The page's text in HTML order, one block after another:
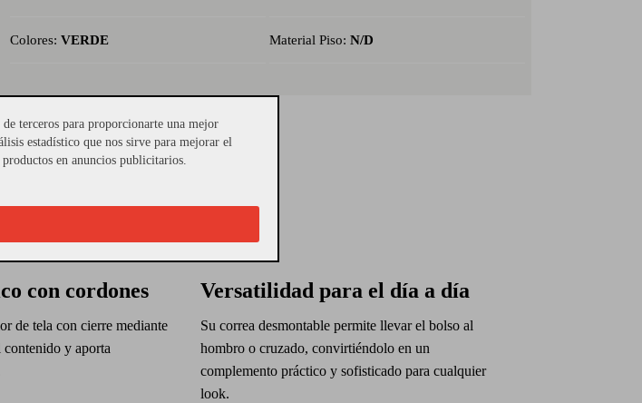
Colores: VERDE Material Piso: N/D
con cordones
de tela con cierre mediante
contenido y aporta
Versatilidad para el día a día
Su correa desmontable permite llevar el bolso al
hombro o cruzado, convirtiéndolo en un
complemento práctico y sofisticado para cualquier
look.
terceros para proporcionarte una mejor
estadístico que nos sirve para mejorar el
en anuncios publicitarios.